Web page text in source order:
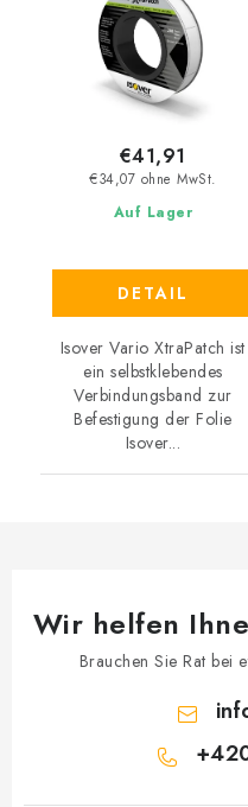
Auf Lager
€34,07 ohne MwSt.
€41,91
DETAIL
Isover Vario XtraPatch ist
ein selbstklebendes
Verbindungsband zur
Befestigung der Folie
Isover...
Wir helfen
Brauchen Sie Rat bei